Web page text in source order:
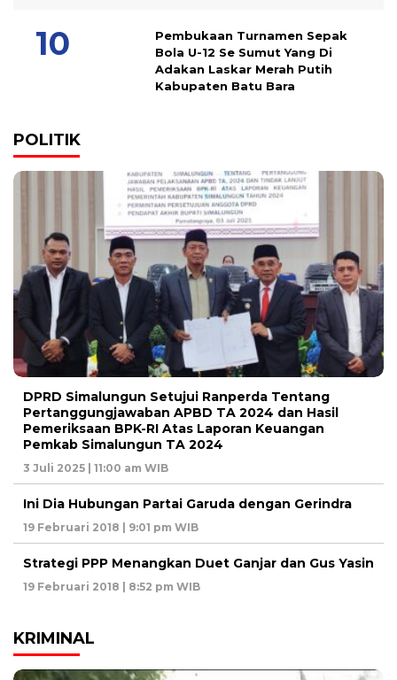
Pembukaan Turnamen Sepak
Bola U-12 Se Sumut Yang Di
Adakan Laskar Merah Putih
Kabupaten Batu Bara
POLITIK
DPRD Simalungun Setujui Ranperda Tentang
Pertanggungjawaban APBD TA 2024 dan Hasil
Pemeriksaan BPK-RI Atas Laporan Keuangan
Pemkab Simalungun TA 2024
3 Juli 2025 | 11:00 am WIB
Ini Dia Hubungan Partai Garuda dengan Gerindra
19 Februari 2018 | 9:01 pm WIB
Strategi PPP Menangkan Duet Ganjar dan Gus Yasin
19 Februari 2018 | 8:52 pm WIB
KRIMINAL